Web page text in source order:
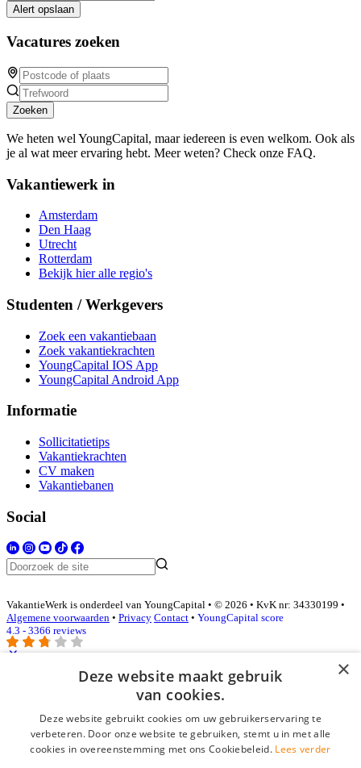
Alert opslaan
Vacatures zoeken
Zoeken
We heten wel YoungCapital, maar iedereen is even welkom. Ook als
je al wat meer ervaring hebt. Meer weten? Check onze FAQ.
Vakantiewerk in
Amsterdam
Den Haag
Utrecht
Rotterdam
Bekijk hier alle regio's
Studenten / Werkgevers
Zoek een vakantiebaan
Zoek vakantiekrachten
YoungCapital IOS App
YoungCapital Android App
Informatie
Sollicitatietips
Vakantiekrachten
CV maken
Vakantiebanen
Social
VakantieWerk is onderdeel van YoungCapital • © 2026 • KvK nr: 34330199 •
Algemene voorwaarden • Privacy Contact • YoungCapital score
4.3 - 3366 reviews
E-mail*
Wachtwoord
×
Deze website maakt gebruik
van cookies.
Deze website gebruikt cookies om uw gebruikerservaring te
verbeteren. Door onze website te gebruiken, stemt u in met alle
cookies in overeenstemming met ons Cookiebeleid. Lees verder